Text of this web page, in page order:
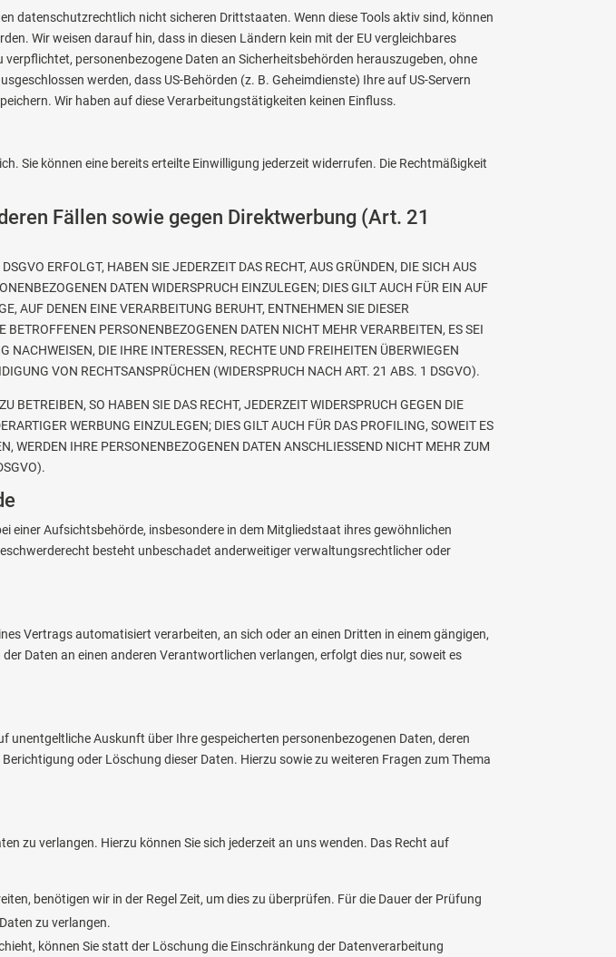
datenschutzrechtlich nicht sicheren Drittstaaten. Wenn diese Tools aktiv sind, können
Wir weisen darauf hin, dass in diesen Ländern kein mit der EU vergleichbares
personenbezogene Daten an Sicherheitsbehörden herauszugeben, ohne
werden, dass US-Behörden (z. B. Geheimdienste) Ihre auf US-Servern
Wir haben auf diese Verarbeitungstätigkeiten keinen Einfluss.
Sie können eine bereits erteilte Einwilligung jederzeit widerrufen. Die Rechtmäßigkeit
Fällen sowie gegen Direktwerbung (Art. 21
ERFOLGT, HABEN SIE JEDERZEIT DAS RECHT, AUS GRÜNDEN, DIE SICH AUS
DATEN WIDERSPRUCH EINZULEGEN; DIES GILT AUCH FÜR EIN AUF
AUF DENEN EINE VERARBEITUNG BERUHT, ENTNEHMEN SIE DIESER
PERSONENBEZOGENEN DATEN NICHT MEHR VERARBEITEN, ES SEI
DIE IHRE INTERESSEN, RECHTE UND FREIHEITEN ÜBERWIEGEN
VON RECHTSANSPRÜCHEN (WIDERSPRUCH NACH ART. 21 ABS. 1 DSGVO).
BETREIBEN, SO HABEN SIE DAS RECHT, JEDERZEIT WIDERSPRUCH GEGEN DIE
WERBUNG EINZULEGEN; DIES GILT AUCH FÜR DAS PROFILING, SOWEIT ES
WERDEN IHRE PERSONENBEZOGENEN DATEN ANSCHLIESSEND NICHT MEHR ZUM
einer Aufsichtsbehörde, insbesondere in dem Mitgliedstaat ihres gewöhnlichen
besteht unbeschadet anderweitiger verwaltungsrechtlicher oder
Vertrags automatisiert verarbeiten, an sich oder an einen Dritten in einem gängigen,
Daten an einen anderen Verantwortlichen verlangen, erfolgt dies nur, soweit es
unentgeltliche Auskunft über Ihre gespeicherten personenbezogenen Daten, deren
oder Löschung dieser Daten. Hierzu sowie zu weiteren Fragen zum Thema
zu verlangen. Hierzu können Sie sich jederzeit an uns wenden. Das Recht auf
benötigen wir in der Regel Zeit, um dies zu überprüfen. Für die Dauer der Prüfung
zu verlangen.
können Sie statt der Löschung die Einschränkung der Datenverarbeitung